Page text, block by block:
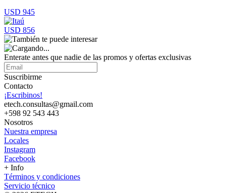
USD 945
USD 856
Enterate antes que nadie de las promos y ofertas exclusivas
Suscribirme
Contacto
¡Escribinos!
etech.consultas@gmail.com
+598 92 543 443
Nosotros
Nuestra empresa
Locales
Instagram
Facebook
+ Info
Términos y condiciones
Servicio técnico